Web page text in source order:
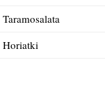
Taramosalata
Horiatki